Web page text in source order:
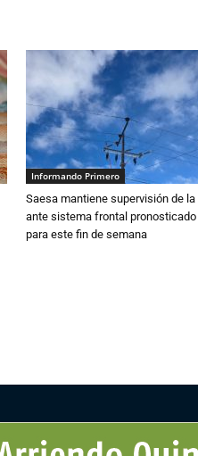
Informando Primero
Saesa mantiene supervisión de la
ante sistema frontal pronosticado
para este fin de semana